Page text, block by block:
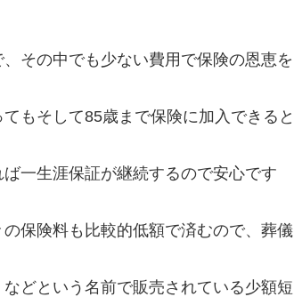
その中でも少ない費用で保険の恩恵を
もそして85歳まで保険に加入できると
一生涯保証が継続するので安心です
保険料も比較的低額で済むので、葬儀
どという名前で販売されている少額短